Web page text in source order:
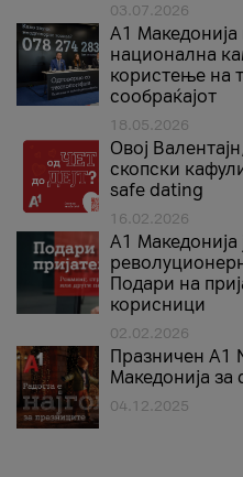
03.07.2026
A1
национална
користење на
сообраќајот
18.05.2026
Овој
скопски
safe dating
16.02.2026
А1 Македонија
Подари на
корисници
02.02.2026
Празничен A1
Македонија за
04.12.2025